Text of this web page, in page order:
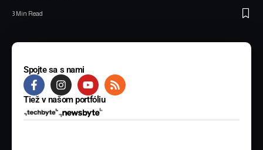
3 Min Read
Spojte sa s nami
Tiež v našom portfóliu